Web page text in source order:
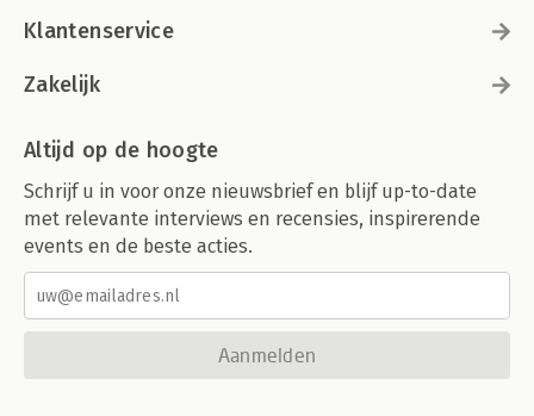
Klantenservice
Zakelijk
Altijd op de hoogte
Schrijf u in voor onze nieuwsbrief en blijf up-to-date
met relevante interviews en recensies, inspirerende
events en de beste acties.
Aanmelden